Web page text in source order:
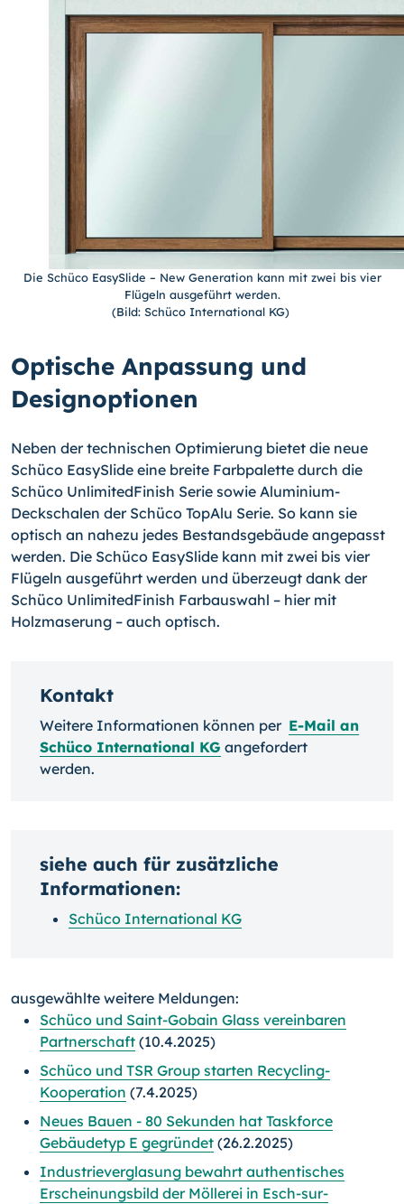
Die Schüco EasySlide – New Generation kann mit zwei bis vier
Flügeln ausgeführt werden.
(Bild: Schüco International KG)
Optische Anpassung und
Designoptionen
Neben der technischen Optimierung bietet die neue
Schüco EasySlide eine breite Farbpalette durch die
Schüco UnlimitedFinish Serie sowie Aluminium-
Deckschalen der Schüco TopAlu Serie. So kann sie
optisch an nahezu jedes Bestandsgebäude angepasst
werden. Die Schüco EasySlide kann mit zwei bis vier
Flügeln ausgeführt werden und überzeugt dank der
Schüco UnlimitedFinish Farbauswahl – hier mit
Holzmaserung – auch optisch.
Kontakt
Weitere Informationen können per E-Mail an
Schüco International KG angefordert
werden.
siehe auch für zusätzliche
Informationen:
Schüco International KG
ausgewählte weitere Meldungen:
Schüco und Saint-Gobain Glass vereinbaren
Partnerschaft (10.4.2025)
Schüco und TSR Group starten Recycling-
Kooperation (7.4.2025)
Neues Bauen - 80 Sekunden hat Taskforce
Gebäudetyp E gegründet (26.2.2025)
Industrieverglasung bewahrt authentisches
Erscheinungsbild der Möllerei in Esch-sur-